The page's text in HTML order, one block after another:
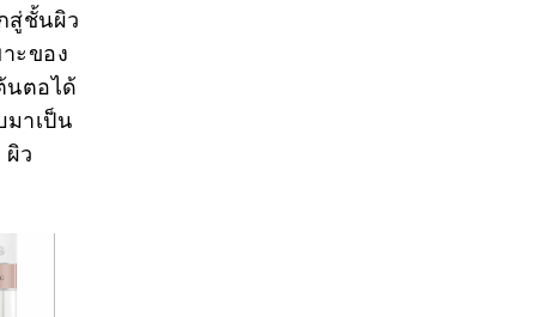
สู่ชั้นผิว
ะของ
นตอได้
มาเป็น
ผิว